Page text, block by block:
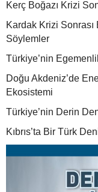
Kerç Boğazı Krizi
Kardak Krizi
Söylemler
Türkiye’nin
Doğu Akdeniz’de
Ekosistemi
Türkiye’nin Derin
Kıbrıs’ta Bir Türk